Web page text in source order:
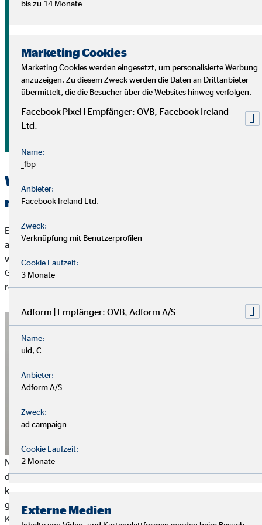
Es gibt mehrere Ursachen, doch für die derzeitige Inflation
Eine stark gestiegene Nachfrage nach knappen Gütern oder
Rohstoffen führt zu einem Preisdruck. DieEnergiekriseund
weltweite Lieferengpässeverknappen dadurch das
Angebot an wichtigen Rohstoffen wie zum Beispiel Öl oder
Getreide. Zeitgleich steigt der Preis, da diese Güter
besonders stark nachgefragt werden. Das allgemeine
Preisniveau steigt somit an.
Wie die Inflation deine Kaufkraft
reduziert
Ein steigendes Preisniveau hat sowohl für Privatpersonen als
auch für Unternehmen Konsequenzen. Beide investieren
weniger beziehungsweise senken die eigenen Ausgaben – der
Grund dafür ist die
reduziert die Inflation deine Kaufkraft?
Nehmen wir an, du hast einen 100 Euro Schein und kannst
damit Lebensmittel im Wert von 100 Euro kaufen. Bei einer
konstanten Inflation von 10 Prozent bedeutet dies, dass der
gleiche 100 Euro Schein nach einem Jahr nur noch eine
Kaufkraft von ungefähr 90 Euro hat – du kannst dir also nicht
bis zu 14 Monate
Marketing Cookies
Marketing Cookies werden eingesetzt, um personalisierte Werbung
anzuzeigen. Zu diesem Zweck werden die Daten an Drittanbieter
übermittelt, die die Besucher über die Websites hinweg verfolgen.
Facebook Pixel | Empfänger: OVB, Facebook Ireland
Ltd.
Name:
_fbp
Anbieter:
Facebook Ireland Ltd.
Zweck:
Verknüpfung mit Benutzerprofilen
Cookie Laufzeit:
3 Monate
Adform | Empfänger: OVB, Adform A/S
Name:
uid, C
Anbieter:
Adform A/S
Zweck:
ad campaign
Cookie Laufzeit:
2 Monate
Externe Medien